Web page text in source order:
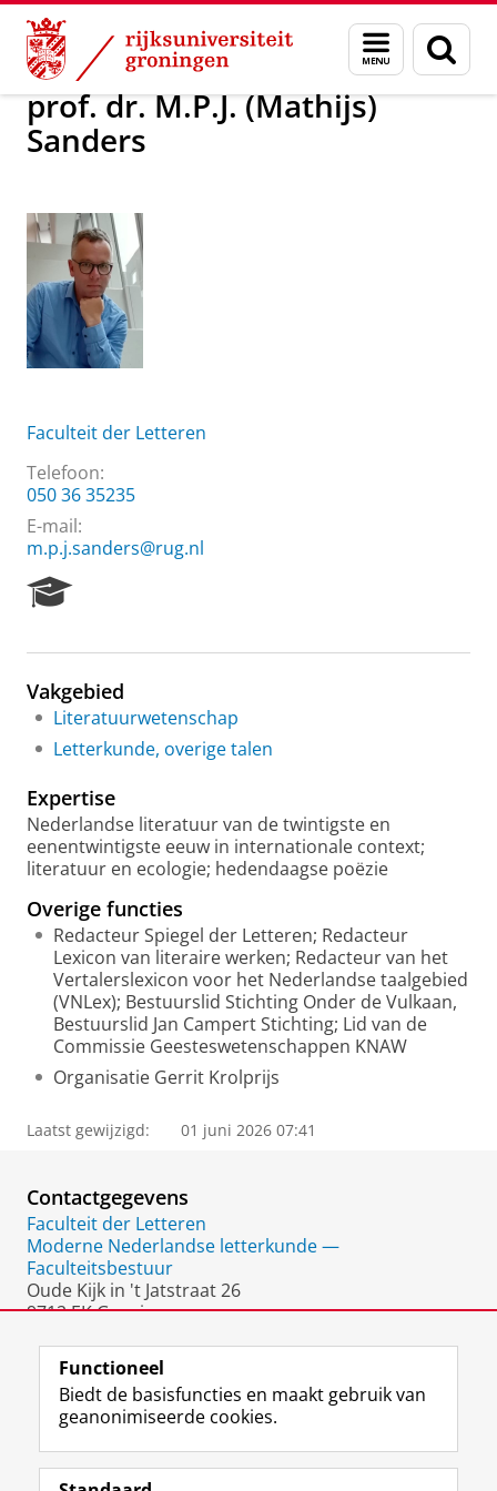
Skip
Content
Skip
Navigation
Menu
en
zoeken
Over ons prof. dr. M.P.J. (Mathijs) Sanders
prof. dr. M.P.J. (Mathijs)
Sanders
Faculteit der Letteren
Telefoon:
050 36 35235
E-mail:
m.p.j.sanders@rug.nl
e
r
c
h
o
r
t
a
l
Vakgebied
Literatuurwetenschap
Letterkunde, overige talen
Expertise
Nederlandse literatuur van de twintigste en
eenentwintigste eeuw in internationale context;
literatuur en ecologie; hedendaagse poëzie
Overige functies
Redacteur Spiegel der Letteren; Redacteur
Lexicon van literaire werken; Redacteur van het
Vertalerslexicon voor het Nederlandse taalgebied
(VNLex); Bestuurslid Stichting Onder de Vulkaan,
Bestuurslid Jan Campert Stichting; Lid van de
Commissie Geesteswetenschappen KNAW
Organisatie Gerrit Krolprijs
Laatst gewijzigd: 01 juni 2026 07:41
Contactgegevens
Faculteit der Letteren
Moderne Nederlandse letterkunde —
Faculteitsbestuur
Oude Kijk in 't Jatstraat 26
9712 EK Groningen
Volg de RUG
F
a
L
i
R
S
I
n
Y
o
Functioneel
Biedt de basisfuncties en maakt gebruik van
geanonimiseerde cookies.